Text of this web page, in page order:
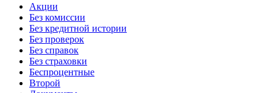
Акции
Без комиссии
Без кредитной истории
Без проверок
Без справок
Без страховки
Беспроцентные
Второй